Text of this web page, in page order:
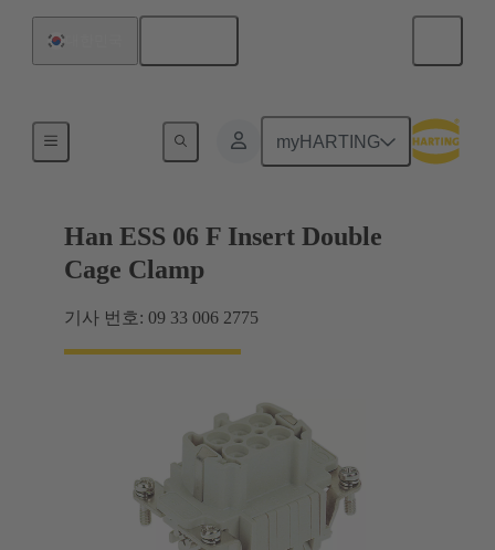
myHARTING
최대 16 A의 전류
Han ESS 06 F Insert Double
Cage Clamp
기사 번호: 09 33 006 2775